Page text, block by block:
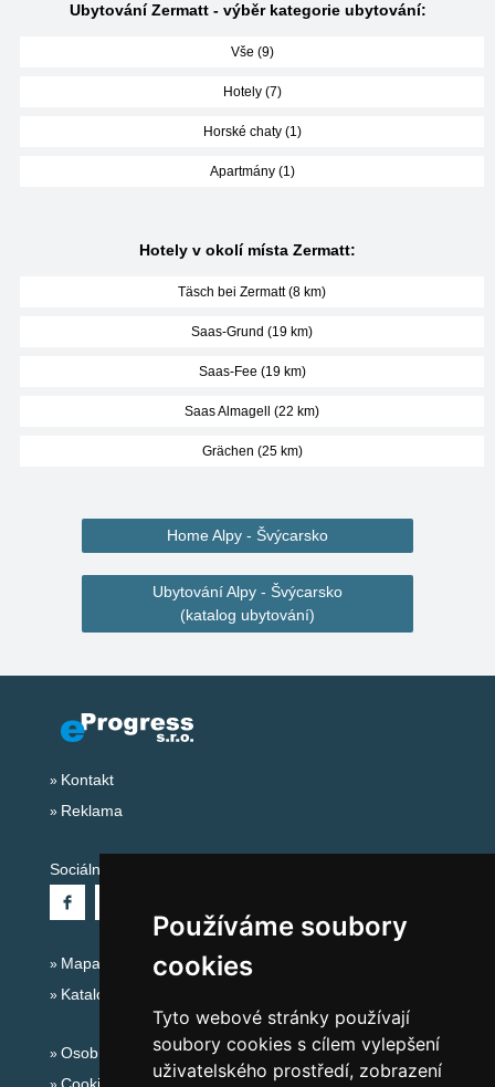
Používáme soubory
cookies
Tyto webové stránky používají
soubory cookies s cílem vylepšení
uživatelského prostředí, zobrazení
Ubytování Zermatt - výběr kategorie ubytování:
Vše (9)
Hotely (7)
Horské chaty (1)
Apartmány (1)
Hotely v okolí místa Zermatt:
Täsch bei Zermatt (8 km)
Saas-Grund (19 km)
Saas-Fee (19 km)
Saas Almagell (22 km)
Grächen (25 km)
Home Alpy - Švýcarsko
Ubytování Alpy - Švýcarsko
(katalog ubytování)
Kontakt
Reklama
Sociální sítě:
Mapa serveru Alpy - Švýcarsko
Katalog ubytování
Osobní údaje